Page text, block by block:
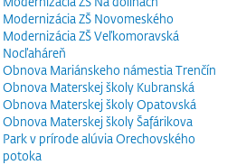
Modernizácia ZŠ Novomeského
Modernizácia ZŠ Veľkomoravská
Nocľaháreň
Obnova Mariánskeho námestia Trenčín
Obnova Materskej školy Kubranská
Obnova Materskej školy Opatovská
Obnova Materskej školy Šafárikova
Park v prírode alúvia Orechovského
potoka